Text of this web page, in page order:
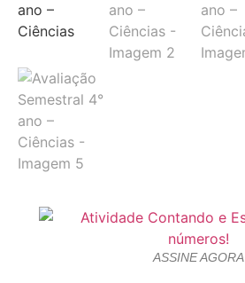
ASSINE AGORA